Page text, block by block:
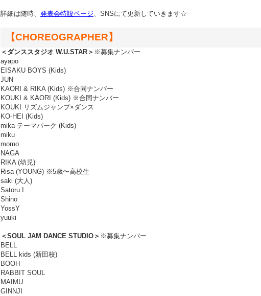
詳細は随時、 発表会特設ページ、SNSにて更新していきます☆
【CHOREOGRAPHER】
＜ダンススタジオ W.U.STAR＞ ※募集ナンバー
ayapo
EISAKU BOYS (Kids)
JUN
KAORI & RIKA (Kids) ※合同ナンバー
KOUKI & KAORI (Kids) ※合同ナンバー
KOUKI リズムジャンプ×ダンス
KO-HEI (Kids)
mika テーマパーク (Kids)
miku
momo
NAGA
RIKA (幼児)
Risa (YOUNG) ※5歳〜高校生
saki (大人)
Satoru.I
Shino
YossY
yuuki
＜SOUL JAM DANCE STUDIO＞ ※募集ナンバー
BELL
BELL kids (新田校)
BOOH
RABBIT SOUL
MAIMU
GINNJI